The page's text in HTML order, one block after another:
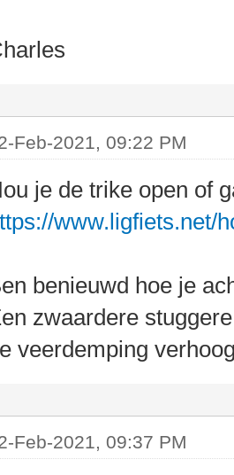
Feb-2021, 09:22 PM
je de trike open of
www.ligfiets.net/
benieuwd hoe je
zwaardere
veerdemping
Feb-2021, 09:37 PM